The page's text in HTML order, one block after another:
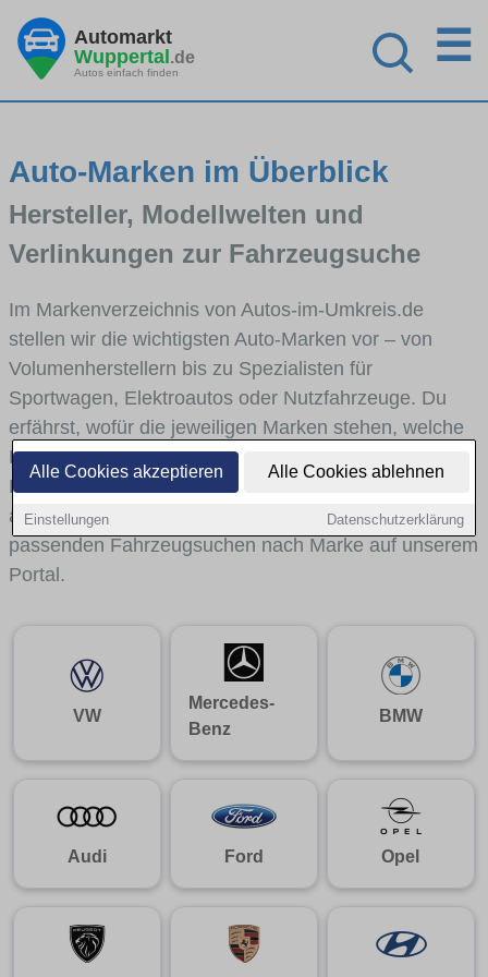
Alle Cookies akzeptieren Alle Cookies ablehnen
Einstellungen Datenschutzerklärung
Automarkt
Wuppertal.de
Autos einfach finden
☰
Auto-Marken im Überblick
Hersteller, Modellwelten und
Verlinkungen zur Fahrzeugsuche
Im Markenverzeichnis von Autos-im-Umkreis.de
stellen wir die wichtigsten Auto-Marken vor – von
Volumenherstellern bis zu Spezialisten für
Sportwagen, Elektroautos oder Nutzfahrzeuge. Du
erfährst, wofür die jeweiligen Marken stehen, welche
Fahrzeugklassen sie abdecken und wie sich die
Modellwelten unterscheiden. Von den Markenportraits
aus gelangst du mit internen Links bequem zu den
passenden Fahrzeugsuchen nach Marke auf unserem
Portal.
VW
Mercedes-
Benz
BMW
Audi Ford Opel